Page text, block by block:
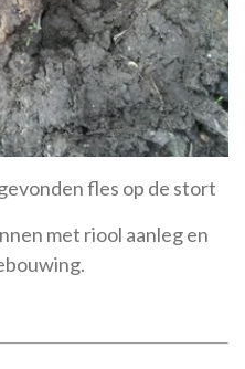
fles op de stort
met riool aanleg en